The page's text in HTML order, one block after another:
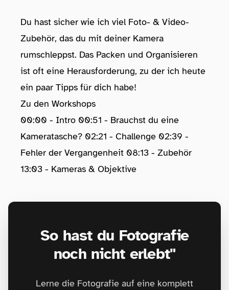
Du hast sicher wie ich viel Foto- & Video-
Zubehör, das du mit deiner Kamera
rumschleppst. Das Packen und Organisieren
ist oft eine Herausforderung, zu der ich heute
ein paar Tipps für dich habe!
Zu den Workshops
00:00 - Intro 00:51 - Brauchst du eine
Kameratasche? 02:21 - Challenge 02:39 -
Fehler der Vergangenheit 08:13 - Zubehör
13:03 - Kameras & Objektive
So hast du Fotografie
noch nicht erlebt"
Lerne die Fotografie auf eine komplett